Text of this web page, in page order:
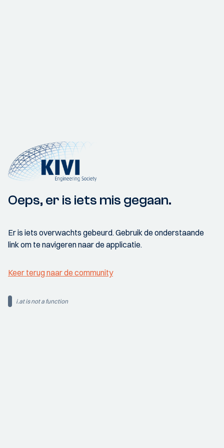
Oeps, er is iets mis gegaan.
Er is iets overwachts gebeurd. Gebruik de onderstaande
link om te navigeren naar de applicatie.
Keer terug naar de community
i.at is not a function